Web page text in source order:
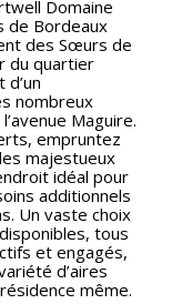
Domaine
de Bordeaux
des Sœurs de
du quartier
nombreux
Maguire.
empruntez
majestueux
idéal pour
additionnels
Un vaste choix
tous
et engagés,
d’aires
même.